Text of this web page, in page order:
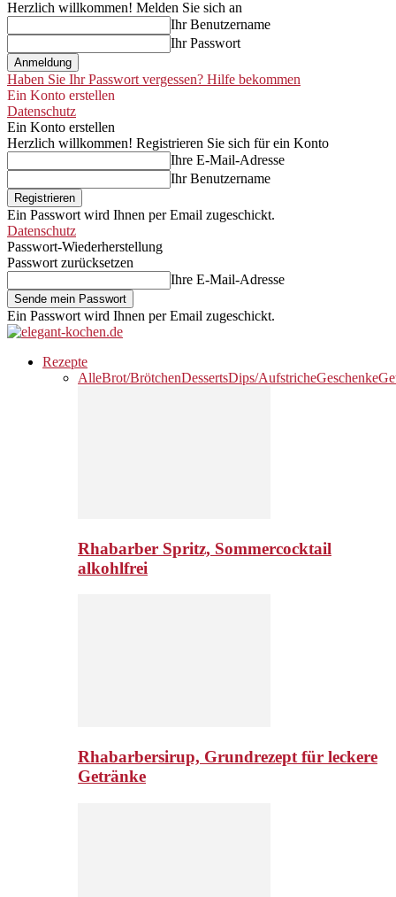
Herzlich willkommen! Melden Sie sich an
Ihr Benutzername
Ihr Passwort
Haben Sie Ihr Passwort vergessen? Hilfe bekommen
Ein Konto erstellen
Datenschutz
Ein Konto erstellen
Herzlich willkommen! Registrieren Sie sich für ein Konto
Ihre E-Mail-Adresse
Ihr Benutzername
Ein Passwort wird Ihnen per Email zugeschickt.
Datenschutz
Passwort-Wiederherstellung
Passwort zurücksetzen
Ihre E-Mail-Adresse
Ein Passwort wird Ihnen per Email zugeschickt.
Rezepte
AlleBrot/BrötchenDessertsDips/AufstricheGeschenke
Rhabarber Spritz, Sommercocktail
alkohlfrei
Rhabarbersirup, Grundrezept für leckere
Getränke